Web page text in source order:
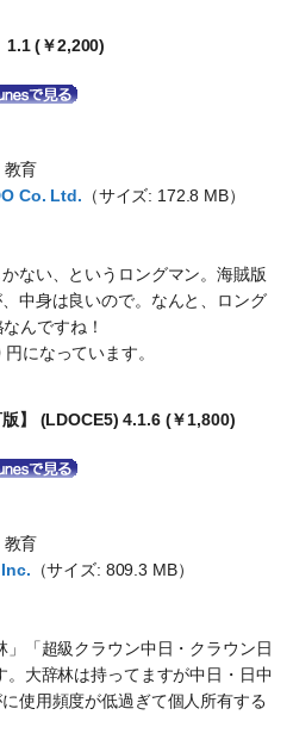
1.1 (￥2,200)
教育
Co. Ltd. （サイズ: 172.8 MB）
ない、というロングマン。海賊版
中身は良いので。なんと、ロング
んですね！
になっています。
】 (LDOCE5) 4.1.6 (￥1,800)
教育
（サイズ: 809.3 MB）
「超級クラウン中日・クラウン日
大辞林は持ってますが中日・日中
使用頻度が低過ぎて個人所有する